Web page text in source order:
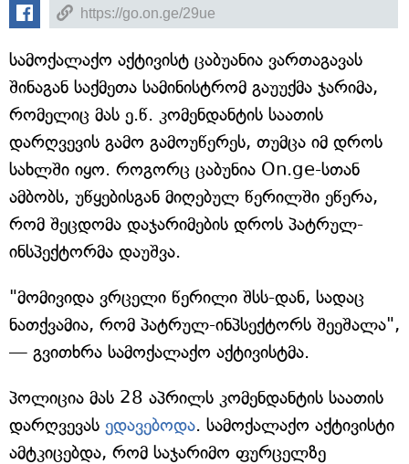
სამოქალაქო აქტივისტ ცაბუანია ვართაგავას
შინაგან საქმეთა სამინისტრომ გაუუქმა ჯარიმა,
რომელიც მას ე.წ. კომენდანტის საათის
დარღვევის გამო გამოუწერეს, თუმცა იმ დროს
სახლში იყო. როგორც ცაბუნია On.ge-სთან
ამბობს, უწყებისგან მიღებულ წერილში ეწერა,
რომ შეცდომა დაჯარიმების დროს პატრულ-
ინსპექტორმა დაუშვა.
"მომივიდა ვრცელი წერილი შსს-დან, სადაც
ნათქვამია, რომ პატრულ-ინპსექტორს შეეშალა",
— გვითხრა სამოქალაქო აქტივისტმა.
პოლიცია მას 28 აპრილს კომენდანტის საათის
დარღვევას ედავებოდა. სამოქალაქო აქტივისტი
ამტკიცებდა, რომ საჯარიმო ფურცელზე